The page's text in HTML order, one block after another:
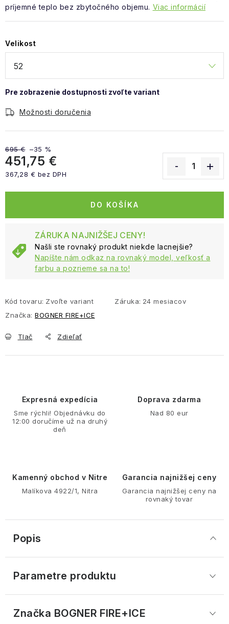
príjemné teplo bez zbytočného objemu. Viac informácií
Velikost
Možnosti doručenia
695 € –35 %
451,75 €
367,28 € bez DPH
DO KOŠÍKA
ZÁRUKA NAJNIŽŠEJ CENY!
Našli ste rovnaký produkt niekde lacnejšie?
Napíšte nám odkaz na rovnaký model, veľkosť a
farbu a pozrieme sa na to!
Kód tovaru: Zvoľte variant Záruka: 24 mesiacov
Značka: BOGNER FIRE+ICE
Tlač Zdieľať
Expresná expedícia
Sme rýchli! Objednávku do
12:00 doručíme už na druhý
deň
Doprava zdarma
Nad 80 eur
Kamenný obchod v Nitre
Malíkova 4922/1, Nitra
Garancia najnižšej ceny
Garancia najnižšej ceny na
rovnaký tovar
Popis
Parametre produktu
Značka BOGNER FIRE+ICE